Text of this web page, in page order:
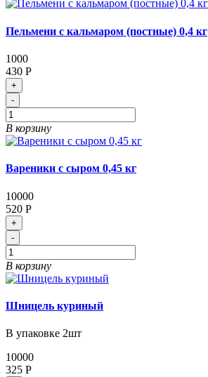
Пельмени с кальмаром (постные) 0,4 кг
1000
430 Р
+
-
В корзину
Вареники с сыром 0,45 кг
10000
520 Р
+
-
В корзину
Шницель куриный
В упаковке 2шт
10000
325 Р